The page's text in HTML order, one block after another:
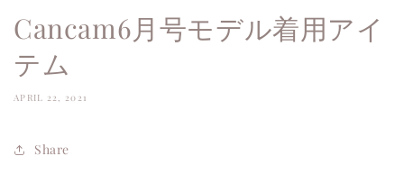
Cancam6月号モデル着用アイ
テム
APRIL 22, 2021
Share